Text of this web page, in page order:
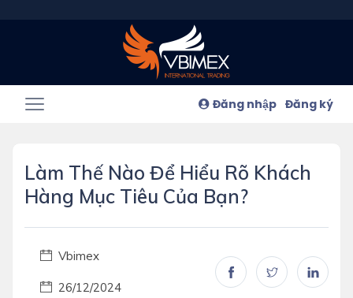
Đăng nhập Đăng ký
Làm Thế Nào Để Hiểu Rõ Khách
Hàng Mục Tiêu Của Bạn?
Vbimex
26/12/2024